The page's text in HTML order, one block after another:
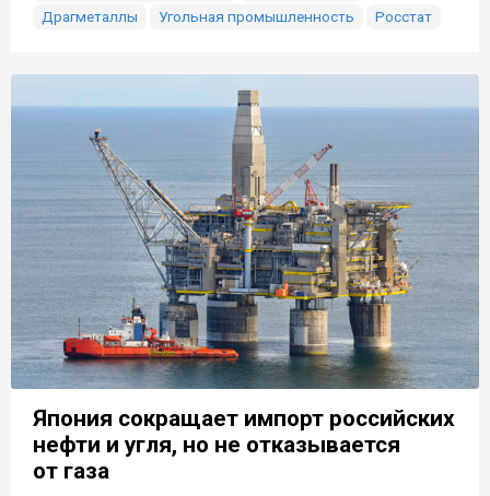
Драгметаллы
Угольная промышленность Росстат
Япония сокращает импорт российских
нефти и угля, но не отказывается
от газа